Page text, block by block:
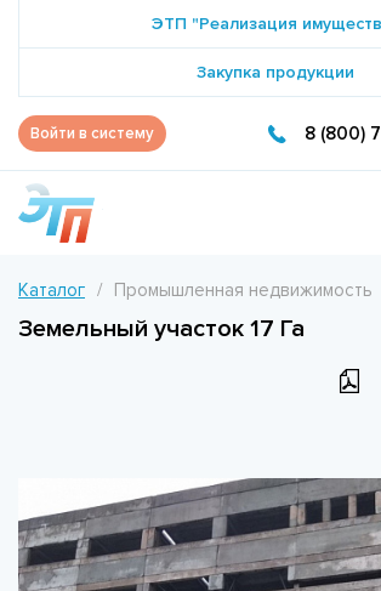
ЭТП "Реализация
Закупка продукции
Войти в систему 8 (800)
Каталог Промышленная недвижимость
Земельный участок 17 Га